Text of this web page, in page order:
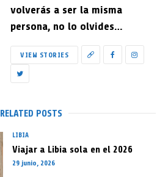
volverás a ser la misma
persona, no lo olvides…
VIEW STORIES
RELATED POSTS
LIBIA
Viajar a Libia sola en el 2026
29 junio, 2026